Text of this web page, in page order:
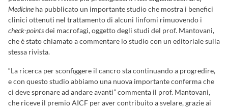
Medicine ha pubblicato un importante studio che mostra i benefici
clinici ottenuti nel trattamento di alcuni linfomi rimuovendo i
check-pointsdei macrofagi, oggetto degli studi del prof. Mantovani,
che è stato chiamato a commentare lo studio con un editoriale sulla
stessa rivista.
“La ricerca per sconfiggere il cancro sta continuando a progredire,
e con questo studio abbiamo una nuova importante conferma che
ci deve spronare ad andare avanti” commenta il prof. Mantovani,
che riceve il premio AICF per aver contribuito a svelare, grazie ai